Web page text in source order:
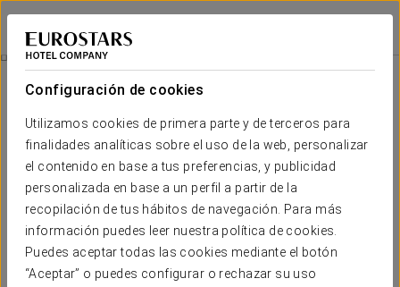
Configuración de cookies
Utilizamos cookies de primera parte y de terceros para
finalidades analíticas sobre el uso de la web, personalizar
el contenido en base a tus preferencias, y publicidad
personalizada en base a un perfil a partir de la
recopilación de tus hábitos de navegación. Para más
información puedes leer nuestra política de cookies.
Puedes aceptar todas las cookies mediante el botón
“Aceptar” o puedes configurar o rechazar su uso
Eurostars Puerta Madrid
MADRID
Restauración